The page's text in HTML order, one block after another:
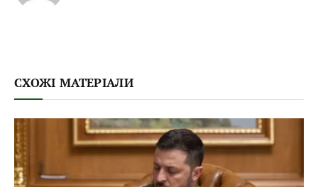
СХОЖІ МАТЕРІАЛИ